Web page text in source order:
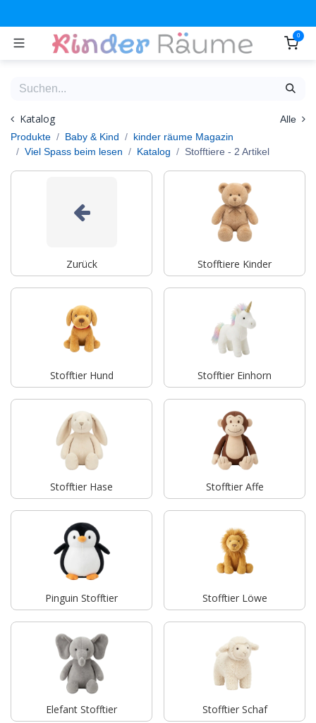
0
Katalog
Alle
Produkte
Baby & Kind
kinder räume Magazin
Viel Spass beim lesen
Katalog Stofftiere - 2 Artikel
Zurück Stofftiere Kinder
Stofftier Hund Stofftier Einhorn
Stofftier Hase Stofftier Affe
Pinguin Stofftier Stofftier Löwe
Elefant Stofftier Stofftier Schaf